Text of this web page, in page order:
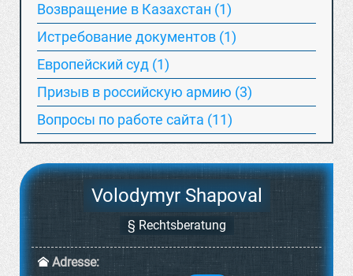
Возвращение в Казахстан (1)
Истребование документов (1)
Европейский суд (1)
Призыв в российскую армию (3)
Вопросы по работе сайта (11)
Volodymyr Shapoval
§ Rechtsberatung
Adresse: